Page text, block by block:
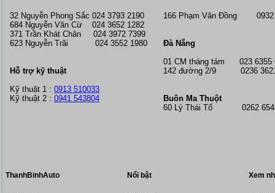
32 Nguyễn Phong Sắc 024 3793 2190
684 Nguyễn Văn Cừ 024 3652 1282
371 Trần Khát Chân 024 3972 7399
623 Nguyễn Trãi 024 3552 1980
Hỗ trợ kỹ thuật
Kỹ thuật 1 : 0913 510033
Kỹ thuật 2 : 0941 543804
166 Phạm Văn Đồng 0932
Đà Nẵng
01 CM tháng tám 023 6355
142 đường 2/9 0236
Buôn Ma Thuột
60 Lý Thái Tổ 0262
ThanhBinhAuto Nổi bật Xem